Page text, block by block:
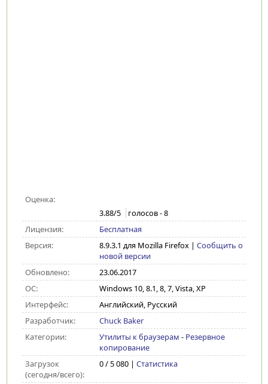
Оценка:
3.88/5 голосов -8
Лицензия:
Бесплатная
Версия:
8.9.3.1 для Mozilla Firefox| Сообщить о
новой версии
Обновлено:
23.06.2017
ОС:
Windows 10, 8.1, 8, 7, Vista, XP
Интерфейс:
Английский, Русский
Разработчик:
Chuck Baker
Категории:
Утилиты к браузерам - Резервное
копирование
Загрузок
(сегодня/всего):
0 / 5 080 | Статистика